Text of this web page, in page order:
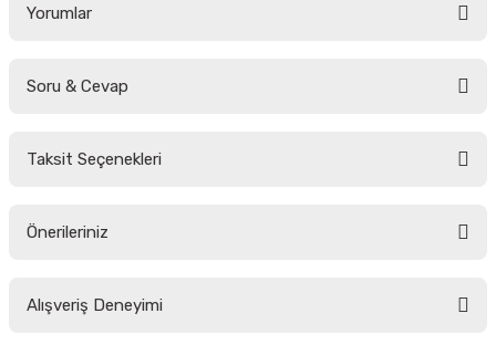
Yorumlar
Soru & Cevap
Taksit Seçenekleri
Önerileriniz
yetersiz gördüğünüz noktaları öneri formunu kullanarak tarafımıza
Alışveriş Deneyimi